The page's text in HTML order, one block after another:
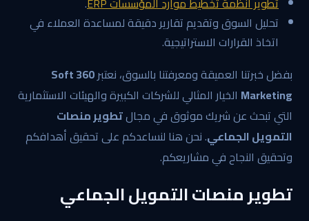
تحليل السوق وتقديم تقارير دقيقة لمساعدة العملاء في
اتخاذ القرارات الاستراتيجية.
بفضل خبرتنا العميقة ومعرفتنا بالسوق، نعتبر
360 Soft
Marketing الخيار المثالي للشركات الكبيرة والهيئات الاستثمارية
التي تبحث عن شريك موثوق في مجالتطوير منصات
التمويل الجماعي. نحن هنا لنساعدكم على تحقيق أهدافكم
وتحقيق النجاح في مشاريعكم.
تطوير منصات التمويل الجماعي